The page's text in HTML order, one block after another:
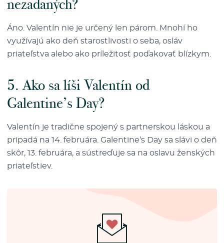
nezadaných?
Áno. Valentín nie je určený len párom. Mnohí ho
využívajú ako deň starostlivosti o seba, osláv
priateľstva alebo ako príležitosť poďakovať blízkym.
5. Ako sa líši Valentín od
Galentine’s Day?
Valentín je tradične spojený s partnerskou láskou a
pripadá na 14. februára. Galentine’s Day sa slávi o deň
skôr, 13. februára, a sústreďuje sa na oslavu ženských
priateľstiev.